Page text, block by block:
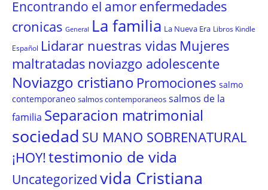
Encontrando el amorenfermedades
cronicas General La familia La Nueva Era Libros Kindle
Español Lidarar nuestras vidas Mujeres
maltratadas noviazgo adolescente
Noviazgo cristiano Promociones salmo
contemporaneo salmos contemporaneos salmos de la
familia Separacion matrimonial
sociedad SU MANO SOBRENATURAL
¡HOY!testimonio de vida
Uncategorized vida Cristiana